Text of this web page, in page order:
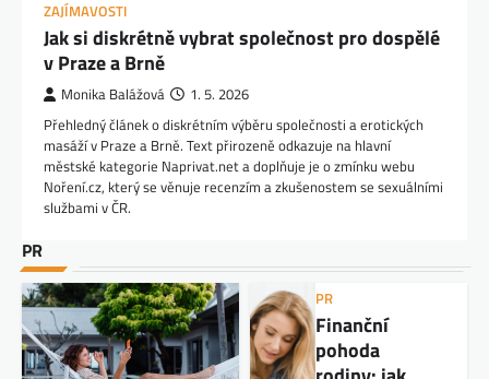
ZAJÍMAVOSTI
Jak si diskrétně vybrat společnost pro dospělé
v Praze a Brně
Monika Balážová 1. 5. 2026
Přehledný článek o diskrétním výběru společnosti a erotických
masáží v Praze a Brně. Text přirozeně odkazuje na hlavní
městské kategorie Naprivat.net a doplňuje je o zmínku webu
Noření.cz, který se věnuje recenzím a zkušenostem se sexuálními
službami v ČR.
PR
PR
Finanční
pohoda